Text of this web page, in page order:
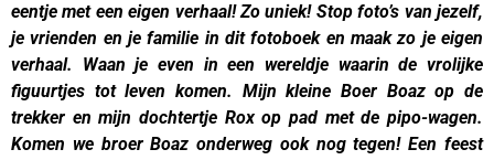
eentje met een eigen verhaal! Zo uniek! Stop foto’s van jezelf,
je vrienden en je familie in dit fotoboek en maak zo je eigen
verhaal. Waan je even in een wereldje waarin de vrolijke
figuurtjes tot leven komen. Mijn kleine Boer Boaz op de
trekker en mijn dochtertje Rox op pad met de pipo-wagen.
Komen we broer Boaz onderweg ook nog tegen! Een feest